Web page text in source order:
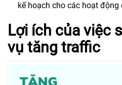
kế hoạch cho các hoạt động
Lợi ích của việc
vụ tăng traffic